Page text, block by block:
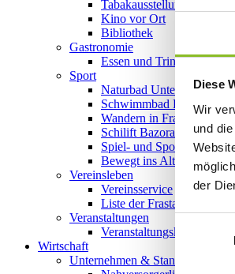
Diese
Wir
und
der
Tabakausstellung
Kino vor Ort
Bibliothek
Gastronomie
Essen und Trinken in
Sport
Naturbad Untere Au
Schwimmbad Felsenau
Wandern in Frastanz
Schilift Bazora
Spiel- und Sportstätten
Bewegt ins Alter
Vereinsleben
Vereinsservice
Liste der Frastanzer Vereine
Veranstaltungen
Veranstaltungskalender
Wirtschaft
Unternehmen & Standort